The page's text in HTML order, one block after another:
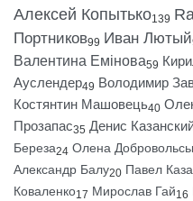
Алексей Копытько139
Портников99 Иван Лютый
Валентина Емінова59
Ауслендер49 Володимир
Костянтин Машовець40
Прозапас35 Денис
Береза24 Олена
Александр Балу20 Павел
Коваленко17 Мирослав Гай16